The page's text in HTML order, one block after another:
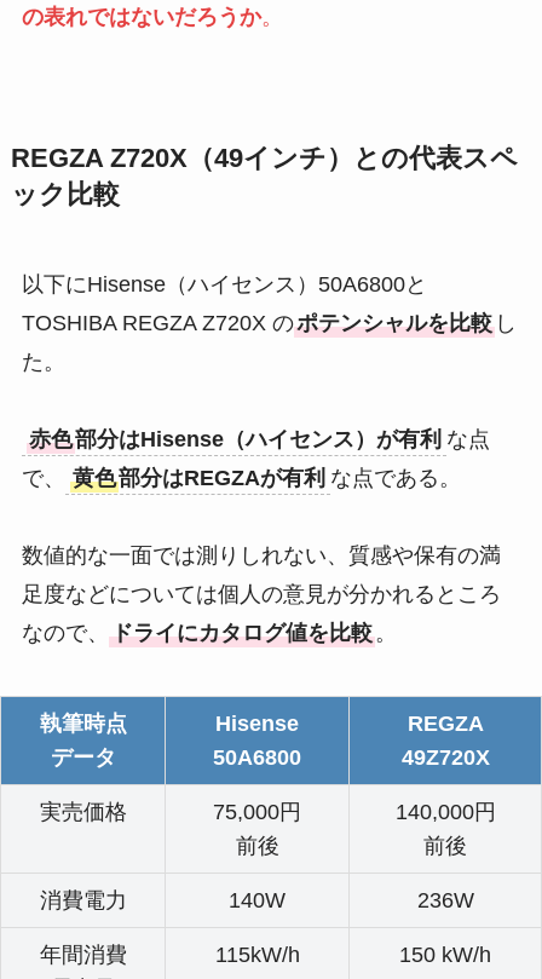
の表れではないだろうか。
REGZA Z720X（49インチ）との代表スペ
ック比較
以下にHisense（ハイセンス）50A6800と
TOSHIBA REGZA Z720X のポテンシャルを比較し
た。
赤色部分はHisense（ハイセンス）が有利 な点
で、
黄色部分はREGZAが有利 な点である。
数値的な一面では測りしれない、質感や保有の満
足度などについては個人の意見が分かれるところ
なので、 ドライにカタログ値を比較。
執筆時点
データ
Hisense
50A6800
REGZA
49Z720X
実売価格
75,000円
前後
140,000円
前後
消費電力 140W 236W
年間消費
115kW/h 150 kW/h